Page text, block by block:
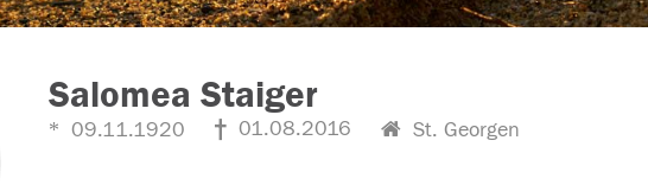
Salomea Staiger
09.11.1920 01.08.2016 St. Georgen